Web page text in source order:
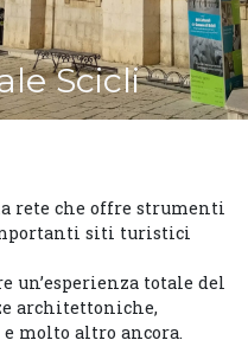
Scicli
rete che offre strumenti
siti turistici
un’esperienza totale del
architettoniche,
molto altro ancora.